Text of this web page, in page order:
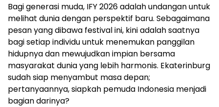
Bagi generasi muda, IFY 2026 adalah undangan untuk
melihat dunia dengan perspektif baru. Sebagaimana
pesan yang dibawa festival ini, kini adalah saatnya
bagi setiap individu untuk menemukan panggilan
hidupnya dan mewujudkan impian bersama
masyarakat dunia yang lebih harmonis. Ekaterinburg
sudah siap menyambut masa depan;
pertanyaannya, siapkah pemuda Indonesia menjadi
bagian darinya?